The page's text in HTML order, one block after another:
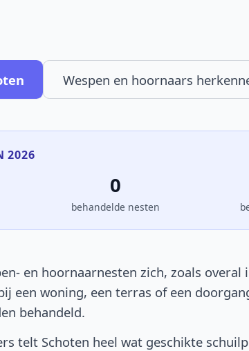
Wespen en hoornaars
2026
0
behandelde nesten
en hoornaarnesten zich, zoals overal
een woning, een terras of een
behandeld.
telt Schoten heel wat geschikte